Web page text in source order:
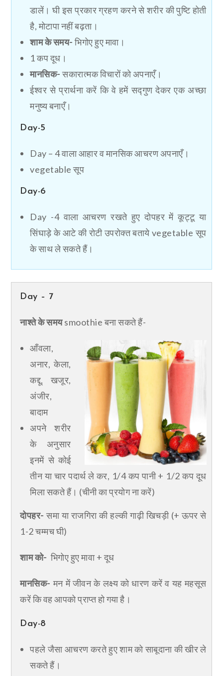
डालें। घी इस प्रकार ग्रहण करने से शरीर की पुष्टि होती
है, मोटापा नहीं बढ़ता।
शाम के समय-भिगोए हुए मावा।
1 कप दूध।
मानसिक-सकारात्मक विचारों को अपनाएँ।
ईश्वर से प्रार्थना करें कि वे हमें सद्गुण देकर एक अच्छा
मनुष्य बनाएँ।
Day-5
Day – 4 वाला आहार व मानसिक आचरण अपनाएँ।
vegetable सूप
Day-6
Day -4 वाला आचरण रखते हुए दोपहर में कूट्टू या
सिंघाड़े के आटे की रोटी उपरोक्त बताये vegetable सूप
के साथ ले सकते हैं।
Day – 7
नाश्ते के समयsmoothie बना सकते हैं-
आँवला,
अनार, केला,
कद्दू, खजूर,
अंजीर,
बादाम
अपने शरीर
के अनुसार
इनमें से कोई
तीन या चार पदार्थ ले कर, 1/4 कप पानी + 1/2 कप दूध
मिला सकते हैं। (चीनी का प्रयोग ना करें)
दोपहर- समा या राजगिरा की हल्की गाढ़ी खिचड़ी (+ ऊपर से
1-2 चम्मच घी)
शाम को- भिगोए हुए मावा + दूध
मानसिक- मन में जीवन के लक्ष्य को धारण करें व यह महसूस
करें कि वह आपको प्राप्त हो गया है।
Day-8
पहले जैसा आचरण करते हुए शाम को साबूदाना की खीर ले
सकते हैं।